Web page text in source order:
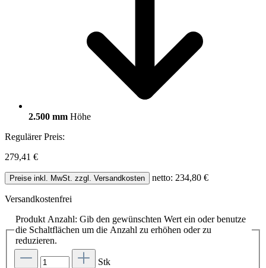
2.500 mm Höhe
Regulärer Preis:
279,41 €
Preise inkl. MwSt. zzgl. Versandkosten netto: 234,80 €
Versandkostenfrei
Produkt Anzahl: Gib den gewünschten Wert ein oder benutze
die Schaltflächen um die Anzahl zu erhöhen oder zu
reduzieren.
Stk